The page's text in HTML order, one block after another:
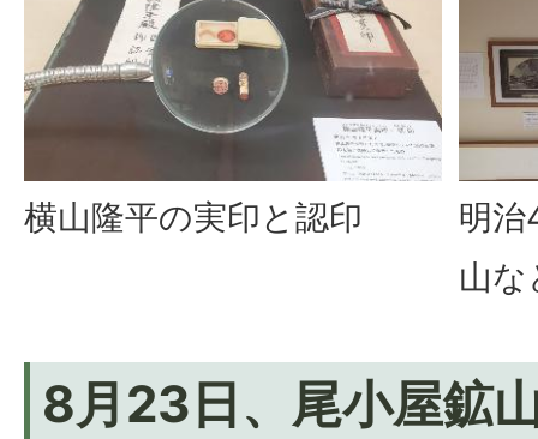
横山隆平の実印と認印
明治
山な
8月23日、尾小屋鉱